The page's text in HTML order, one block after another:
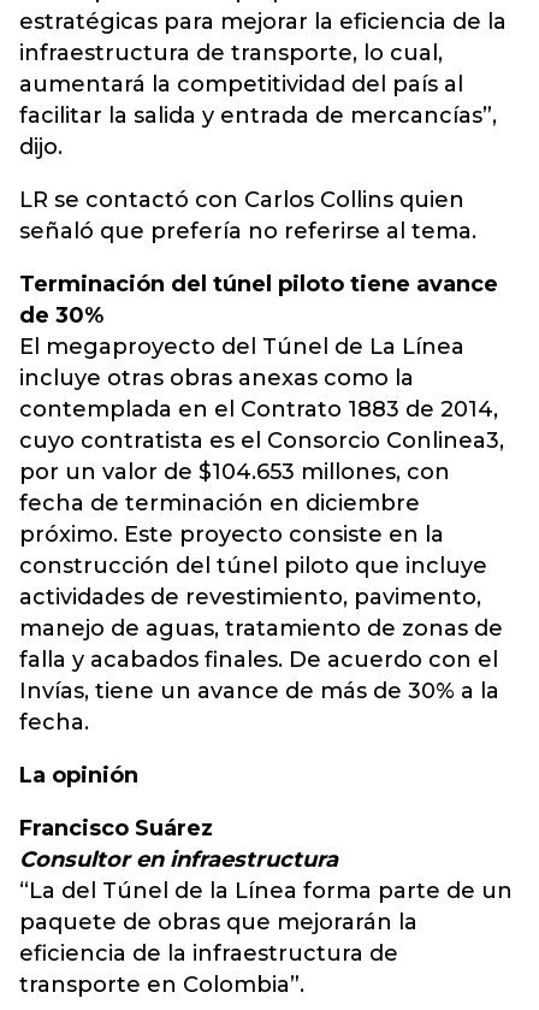
estratégicas para mejorar la eficiencia de la
infraestructura de transporte, lo cual,
aumentará la competitividad del país al
facilitar la salida y entrada de mercancías”,
dijo.
LR se contactó con Carlos Collins quien
señaló que prefería no referirse al tema.
Terminación del túnel piloto tiene avance
de 30%
El megaproyecto del Túnel de La Línea
incluye otras obras anexas como la
contemplada en el Contrato 1883 de 2014,
cuyo contratista es el Consorcio Conlinea3,
por un valor de $104.653 millones, con
fecha de terminación en diciembre
próximo. Este proyecto consiste en la
construcción del túnel piloto que incluye
actividades de revestimiento, pavimento,
manejo de aguas, tratamiento de zonas de
falla y acabados finales. De acuerdo con el
Invías, tiene un avance de más de 30% a la
fecha.
La opinión
Francisco Suárez
Consultor en infraestructura
“La del Túnel de la Línea forma parte de un
paquete de obras que mejorarán la
eficiencia de la infraestructura de
transporte en Colombia”.